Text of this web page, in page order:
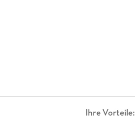
Ihre Vorteile: